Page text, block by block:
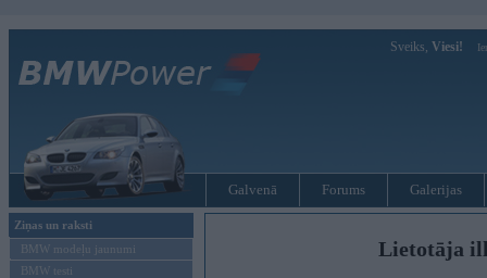
Sveiks, Viesi!
Galvenā Forums Galerijas
Ziņas un raksti
BMW modeļu jaunumi
BMW testi
Lietotāja